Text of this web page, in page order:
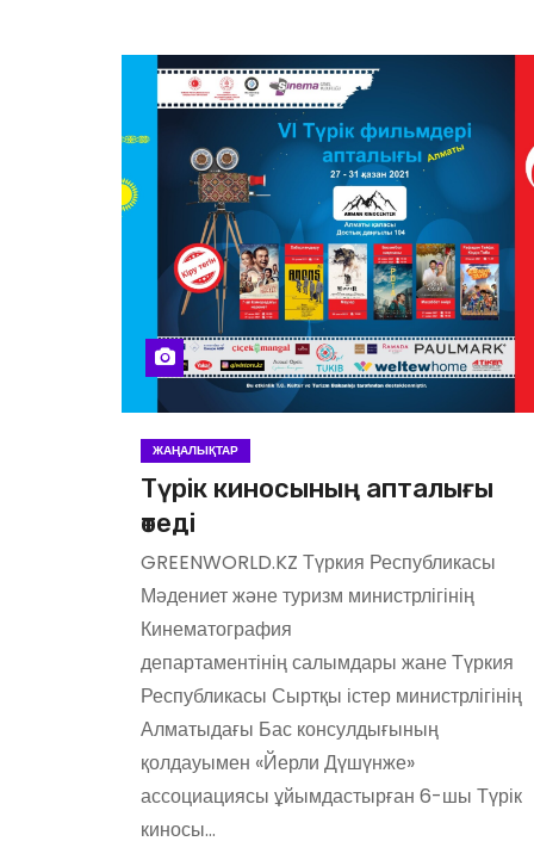
ЖАҢАЛЫҚТАР
Түрік киносының апталығы
өтеді
GREENWORLD.KZ Түркия Республикасы
Мәдениет және туризм министрлігінің
Кинематография
департаментінің салымдары жане Түркия
Республикасы Сыртқы істер министрлігінің
Алматыдағы Бас консулдығының
қолдауымен «Йерли Дүшүнже»
ассоциациясы ұйымдастырған 6-шы Түрік
киносы…